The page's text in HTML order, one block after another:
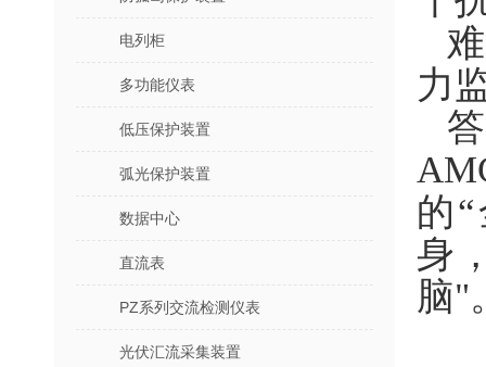
电列柜
多功能仪表
低压保护装置
弧光保护装置
数据中心
直流表
PZ系列交流检测仪表
光伏汇流采集装置
力
的
身
脑"